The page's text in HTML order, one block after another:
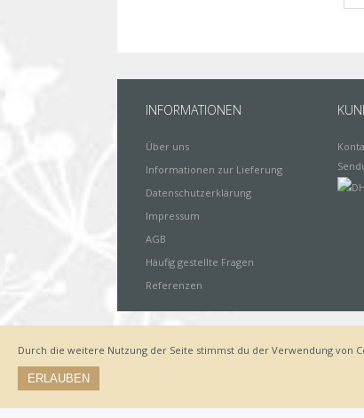
INFORMATIONEN
Über uns
Informationen zur Lieferung
Datenschutzerklärung
Impressum
AGB
Häufig gestellte Fragen
Referenzen
Durch die weitere Nutzung der Seite stimmst du der Verwendung von
ERLAUBEN